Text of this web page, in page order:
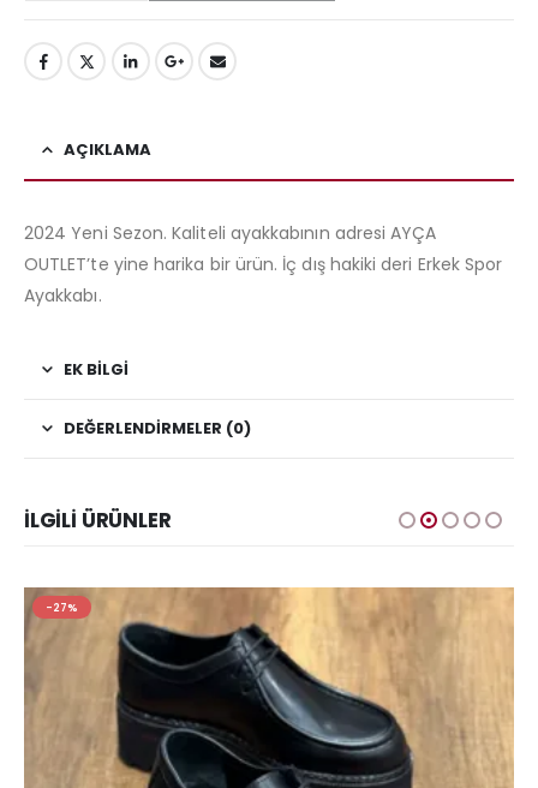
AÇIKLAMA
2024 Yeni Sezon. Kaliteli ayakkabının adresi AYÇA
OUTLET’te yine harika bir ürün. İç dış hakiki deri Erkek Spor
Ayakkabı.
EK BILGI
DEĞERLENDIRMELER (0)
İLGILI ÜRÜNLER
-27%